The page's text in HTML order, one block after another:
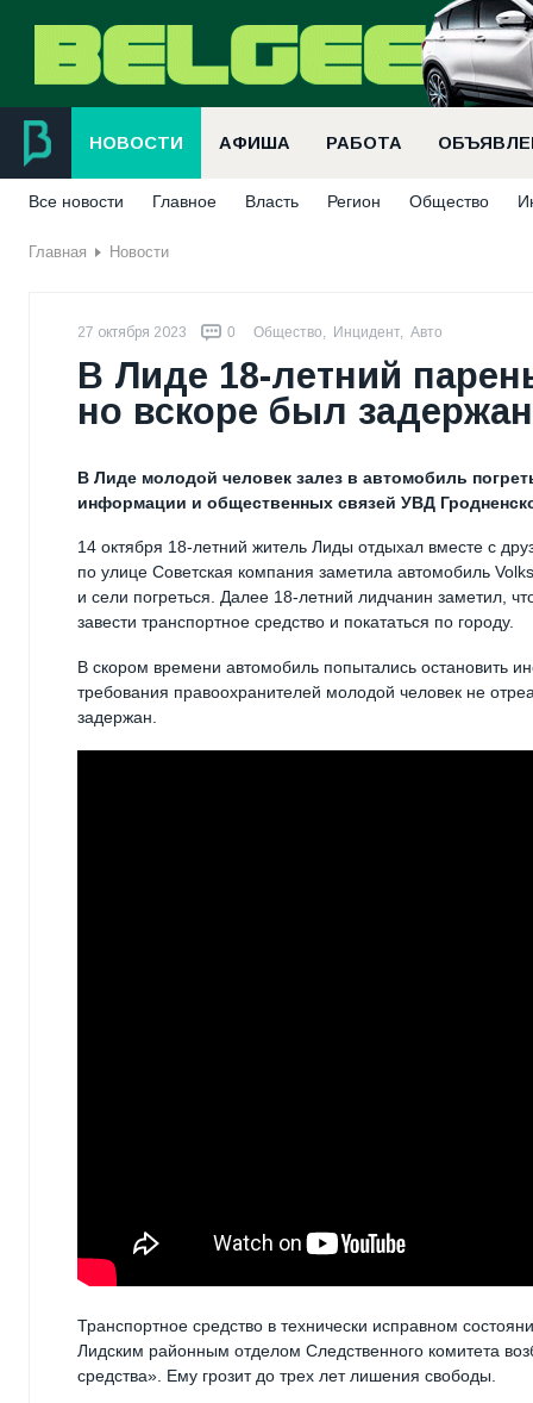
НОВОСТИ АФИША РАБОТА
Все новости Главное Власть Регион Общество
Главная Новости
27 октября 2023 0 Общество, Инцидент, Авто
В Лиде 18-летний
но вскоре был задержан
В Лиде молодой человек залез в автомобиль
информации и общественных связей УВД
14 октября 18-летний житель Лиды отдыхал вместе с
по улице Советская компания заметила автомобиль
и сели погреться. Далее 18-летний лидчанин заметил,
завести транспортное средство и покататься по городу.
В скором времени автомобиль попытались остановить
требования правоохранителей молодой человек не
задержан.
Транспортное средство в технически исправном
Лидским районным отделом Следственного комитета
средства». Ему грозит до трех лет лишения свободы.